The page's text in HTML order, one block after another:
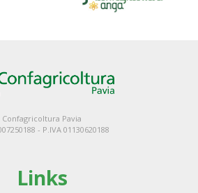
Confagricoltura Pavia
- P.IVA 01130620188
Links